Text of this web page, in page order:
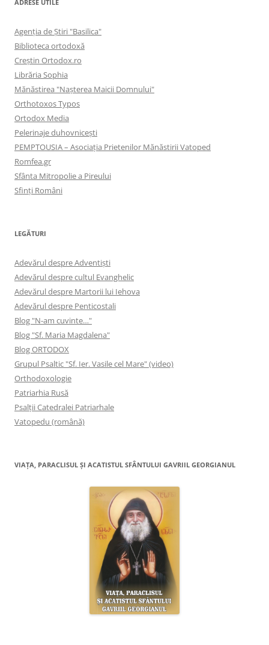
ADRESE UTILE
Agenţia de Ştiri "Basilica"
Biblioteca ortodoxă
Creştin Ortodox.ro
Librăria Sophia
Mănăstirea "Naşterea Maicii Domnului"
Orthotoxos Typos
Ortodox Media
Pelerinaje duhovnicești
PEMPTOUSIA – Asociația Prietenilor Mănăstirii Vatoped
Romfea.gr
Sfânta Mitropolie a Pireului
Sfinţi Români
LEGĂTURI
Adevărul despre Adventişti
Adevărul despre cultul Evanghelic
Adevărul despre Martorii lui Iehova
Adevărul despre Penticostali
Blog "N-am cuvinte…"
Blog "Sf. Maria Magdalena"
Blog ORTODOX
Grupul Psaltic "Sf. Ier. Vasile cel Mare" (video)
Orthodoxologie
Patriarhia Rusă
Psalţii Catedralei Patriarhale
Vatopedu (română)
VIAŢA, PARACLISUL ŞI ACATISTUL SFÂNTULUI GAVRIIL GEORGIANUL